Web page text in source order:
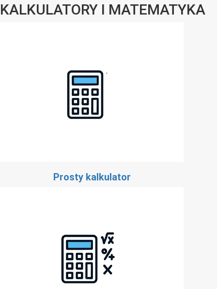
KALKULATORY I MATEMATYKA
Prosty kalkulator